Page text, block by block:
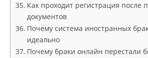
Как проходит регистрация после
документов
Почему система иностранных
идеально
Почему браки онлайн перестали